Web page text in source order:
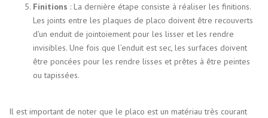
Finitions : La dernière étape consiste à réaliser les finitions.
Les joints entre les plaques de placo doivent être recouverts
d’un enduit de jointoiement pour les lisser et les rendre
invisibles. Une fois que l’enduit est sec, les surfaces doivent
être poncées pour les rendre lisses et prêtes à être peintes
ou tapissées.
Il est important de noter que le placo est un matériau très courant